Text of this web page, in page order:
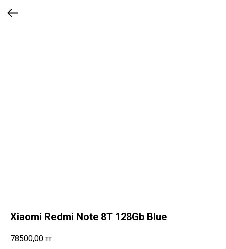
Xiaomi Redmi Note 8T 128Gb Blue
78500,00 тг.